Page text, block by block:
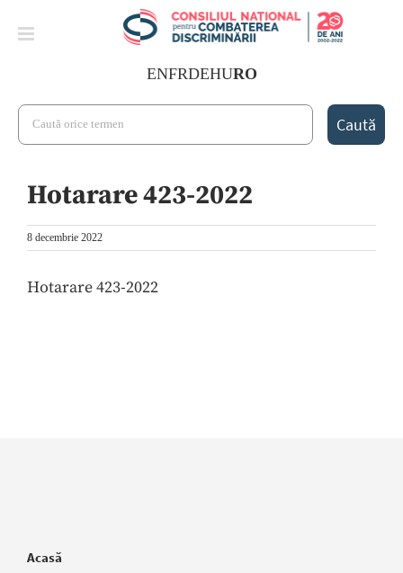
ENFRDEHURO
Search
for:
Hotarare 423-2022
8 decembrie 2022
Hotarare 423-2022
Acasă